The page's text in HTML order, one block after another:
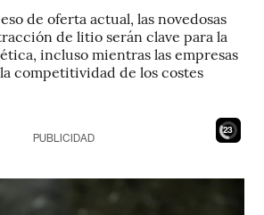
de oferta actual, las novedosas
de litio serán clave para la
incluso mientras las empresas
competitividad de los costes
21
PUBLICIDAD